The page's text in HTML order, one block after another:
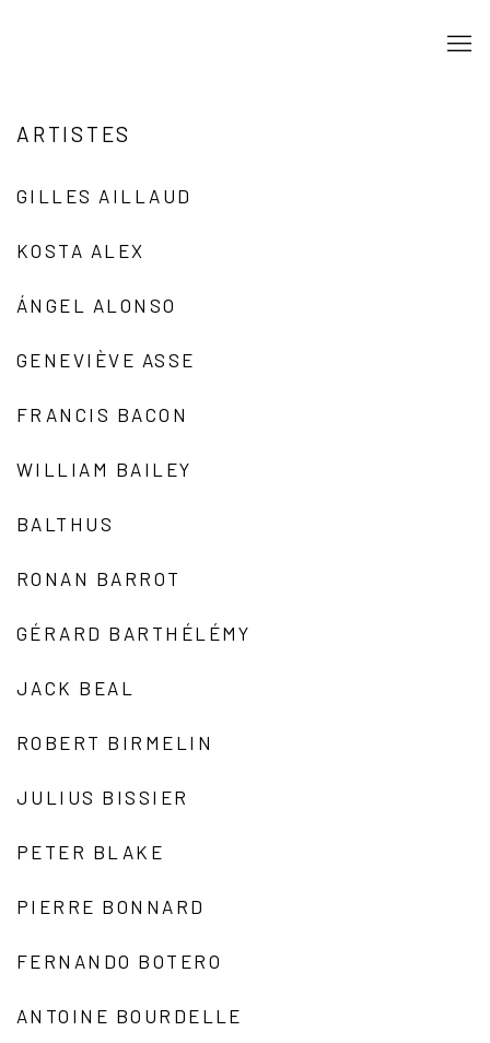
ARTISTES
GILLES AILLAUD
KOSTA ALEX
ÁNGEL ALONSO
GENEVIÈVE ASSE
FRANCIS BACON
WILLIAM BAILEY
BALTHUS
RONAN BARROT
GÉRARD BARTHÉLÉMY
JACK BEAL
ROBERT BIRMELIN
JULIUS BISSIER
PETER BLAKE
PIERRE BONNARD
FERNANDO BOTERO
ANTOINE BOURDELLE